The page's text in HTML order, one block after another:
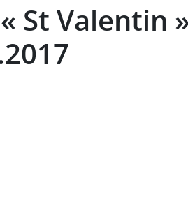
St Valentin